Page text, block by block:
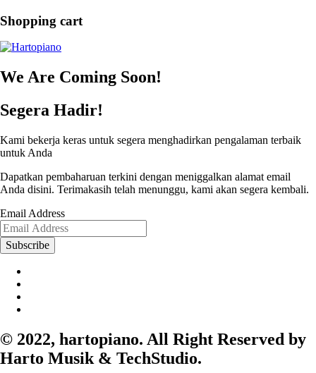
Shopping cart
We Are Coming Soon!
Segera Hadir!
Kami bekerja keras untuk segera menghadirkan pengalaman terbaik
untuk Anda
Dapatkan pembaharuan terkini dengan meniggalkan alamat email
Anda disini. Terimakasih telah menunggu, kami akan segera kembali.
Email Address
Subscribe
© 2022, hartopiano. All Right Reserved by
Harto Musik & TechStudio.